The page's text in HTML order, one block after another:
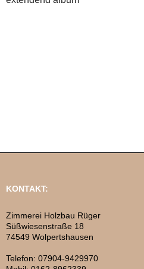
KONTAKT:
Zimmerei Holzbau Rüger
Süßwiesenstraße 18
74549 Wolpertshausen
Telefon: 07904-9429970